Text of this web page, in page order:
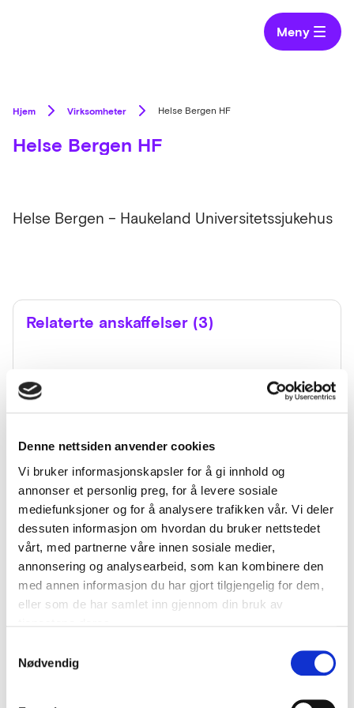
Denne nettsiden anvender cookies
Vi bruker informasjonskapsler for å gi innhold og
annonser et personlig preg, for å levere sosiale
mediefunksjoner og for å analysere trafikken vår. Vi deler
dessuten informasjon om hvordan du bruker nettstedet
vårt, med partnerne våre innen sosiale medier,
annonsering og analysearbeid, som kan kombinere den
med annen informasjon du har gjort tilgjengelig for dem,
eller som de har samlet inn gjennom din bruk av
Nødvendig
Meny
Hjem Virksomheter Helse Bergen HF
Helse Bergen HF
Helse Bergen – Haukeland Universitetssjukehus
Relaterte anskaffelser (3)
Det inviteres herved til løpende markedsdialog i
forbindelse med uttesting og evaluering av
om å fremme innovasjon, pasientsikkerhet og
effektivitet i helsetjenesten
Sirkulærøkonomi i bygg: Løsning for ombruk av
byggemateriell
De offentlige virksomhetene i dette prosjektet har
alle stor byggeaktivitet, med mål om at kjøp og salg
av bygningsmateriell skal bidra til å nå egne mål
virksomhetene mer markedskunnskap for…